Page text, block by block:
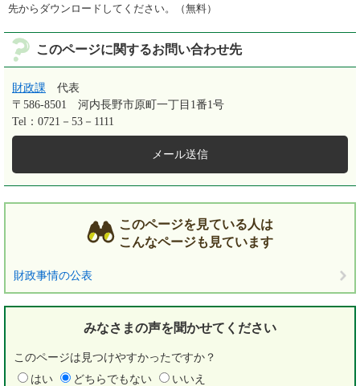
先からダウンロードしてください。（無料）
このページに関するお問い合わせ先
財政課
代表
〒586-8501
河内長野市原町一丁目1番1号
Tel：0721－53－1111
メール送信
このページを見ている人は
こんなページも見ています
財政事情の公表
みなさまの声を聞かせてください
このページは見つけやすかったですか？
はい
どちらでもない いいえ